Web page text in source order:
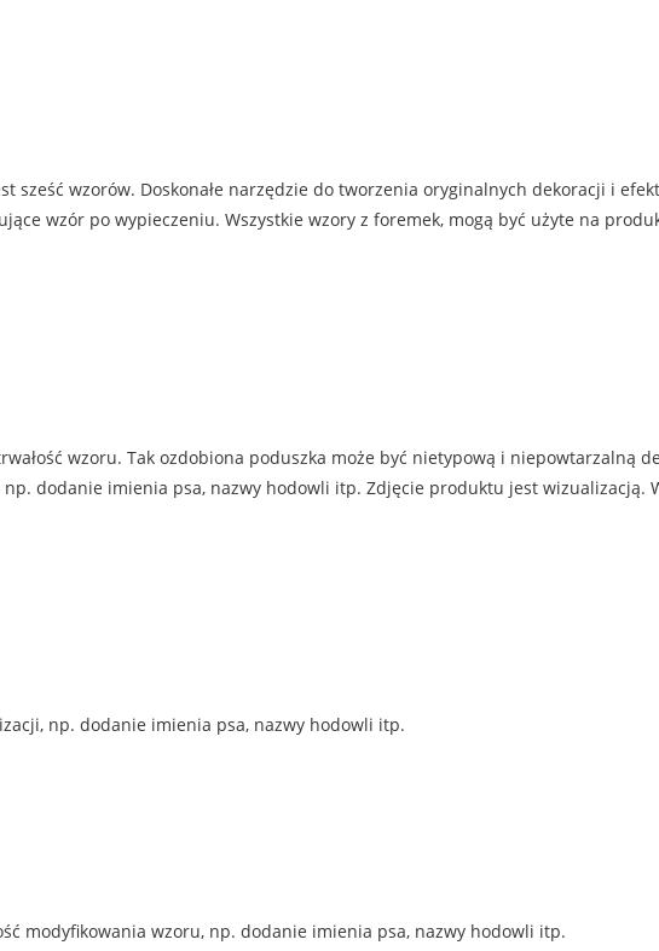
wzorów. Doskonałe narzędzie do tworzenia oryginalnych dekoracji i
wzór po wypieczeniu. Wszystkie wzory z foremek, mogą być użyte na
wzoru. Tak ozdobiona poduszka może być nietypową i niepowtarzalną
dodanie imienia psa, nazwy hodowli itp. Zdjęcie produktu jest wizualizacją.
np. dodanie imienia psa, nazwy hodowli itp.
modyfikowania wzoru, np. dodanie imienia psa, nazwy hodowli itp.